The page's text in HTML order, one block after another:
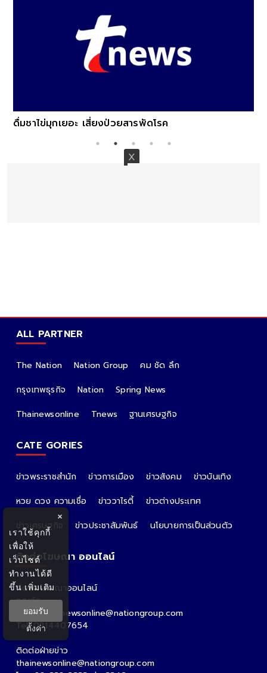
ดื่มชาไข่มุกเยอะ เสี่ยงป่วยสารพัดโรค
ALL PARTNER
The Nation Nation Group
คม ชัด ลึก
กรุงเทพธุรกิจ
Nation
Spring News
Thainewsonline
Tnews ฐานเศรษฐกิจ
CATE GORIES
ข่าวพระราชสำนัก ข่าวการเมือง ข่าวสังคม
ข่าวบันเทิง
หวย ดวง ความเชื่อ
ข่าววาไรตี้
ข่าวต่างประเทศ
ข่าวเศรษฐกิจ
ข่าวประชาสัมพันธ์ นโยบายการเป็นส่วนตัว
ติดต่อโฆษณา ออนไลน์
ติดต่อโฆษณาออนไลน์
คุณอ้อ
Email : thainewsonline@nationgroup.com
Tel: 0814407654
ติดต่อฝ่ายข่าว
thainewsonline@nationgroup.com
×
เราใช้คุกกี้
เพื่อให้
เว็บไซต์
ทำงานได้ดี
ขึ้นเพิ่มเติม
ยอมรับ
ตั้งค่า